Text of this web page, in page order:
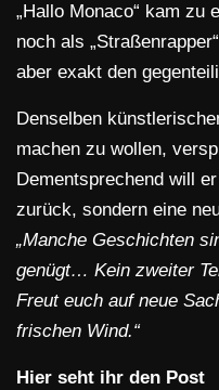
„Hallo Monaco“ kam zu
noch als
aber exakt den
Denselben
machen zu wollen,
Dementsprechend will
zurück, sondern eine
„Manche Geschichten
genügt… Kein zweiter
Freut euch auf neue
frischen Wind.“
Hier seht ihr den Post